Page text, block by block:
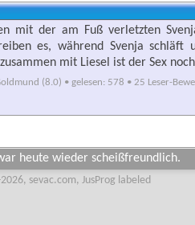
mit der am Fuß verletzten
es, während Svenja
mit Liesel ist der Sex
(8.0) • gelesen: 578 • 25 Leser-
heute wieder scheißfreundlich.
sevac.com, JusProg labeled